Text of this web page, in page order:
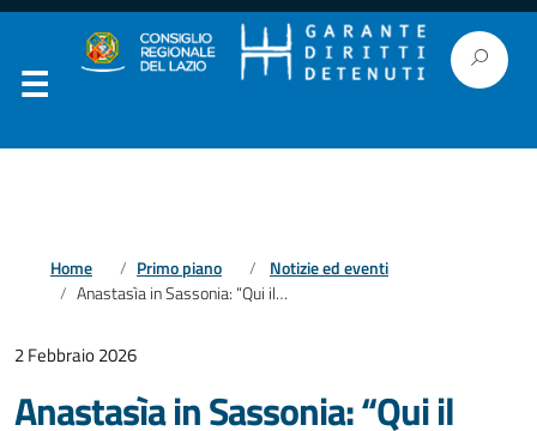
Home Primo piano
Notizie ed eventi
Anastasìa in Sassonia: “Qui il sovraffollamento carcerario non esiste”
2 Febbraio 2026
Anastasìa in Sassonia: “Qui il